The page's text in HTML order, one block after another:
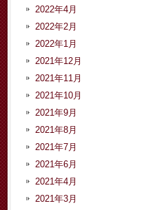
2022年4月
2022年2月
2022年1月
2021年12月
2021年11月
2021年10月
2021年9月
2021年8月
2021年7月
2021年6月
2021年4月
2021年3月